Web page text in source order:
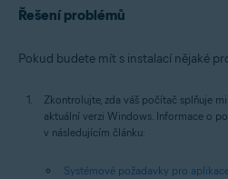
Řešení problémů
Pokud budete mít s instalací nějaké
Zkontrolujte, zda váš počítač splňuje
aktuální verzi Windows. Informace o
v následujícím článku:
Systémové požadavky pro